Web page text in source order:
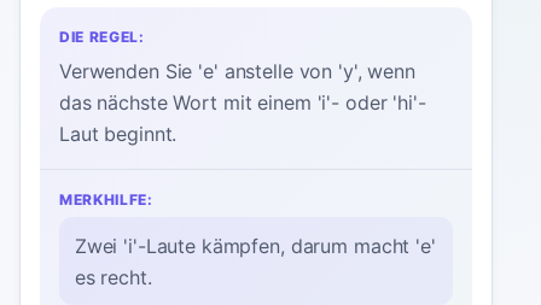
DIE REGEL:
Verwenden Sie 'e' anstelle von 'y', wenn
das nächste Wort mit einem 'i'- oder 'hi'-
Laut beginnt.
MERKHILFE:
Zwei 'i'-Laute kämpfen, darum macht 'e'
es recht.